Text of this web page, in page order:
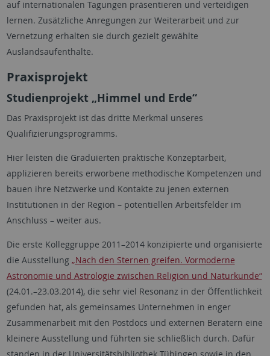
auf internationalen Tagungen präsentieren und verteidigen
lernen. Zusätzliche Anregungen zur Weiterarbeit und zur
Vernetzung erhalten sie durch gezielt gewählte
Auslandsaufenthalte.
Praxisprojekt
Studienprojekt „Himmel und Erde“
Das Praxisprojekt ist das dritte Merkmal unseres
Qualifizierungsprogramms.
Hier leisten die Graduierten praktische Konzeptarbeit,
applizieren bereits erworbene methodische Kompetenzen und
bauen ihre Netzwerke und Kontakte zu jenen externen
Institutionen in der Region – potentiellen Arbeitsfelder im
Anschluss – weiter aus.
Die erste Kolleggruppe 2011–2014 konzipierte und organisierte
die Ausstellung „Nach den Sternen greifen. Vormoderne
Astronomie und Astrologie zwischen Religion und Naturkunde“
(24.01.–23.03.2014), die sehr viel Resonanz in der Öffentlichkeit
gefunden hat, als gemeinsames Unternehmen in enger
Zusammenarbeit mit den Postdocs und externen Beratern eine
kleinere Ausstellung und führten sie schließlich durch. Dafür
standen in der Universitätsbibliothek Tübingen sowie in den